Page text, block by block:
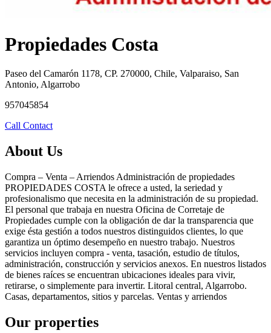
Propiedades Costa
Paseo del Camarón 1178, CP. 270000, Chile, Valparaiso, San
Antonio, Algarrobo
957045854
Call Contact
About Us
Compra – Venta – Arriendos Administración de propiedades
PROPIEDADES COSTA le ofrece a usted, la seriedad y
profesionalismo que necesita en la administración de su propiedad.
El personal que trabaja en nuestra Oficina de Corretaje de
Propiedades cumple con la obligación de dar la transparencia que
exige ésta gestión a todos nuestros distinguidos clientes, lo que
garantiza un óptimo desempeño en nuestro trabajo. Nuestros
servicios incluyen compra - venta, tasación, estudio de títulos,
administración, construcción y servicios anexos. En nuestros listados
de bienes raíces se encuentran ubicaciones ideales para vivir,
retirarse, o simplemente para invertir. Litoral central, Algarrobo.
Casas, departamentos, sitios y parcelas. Ventas y arriendos
Our properties